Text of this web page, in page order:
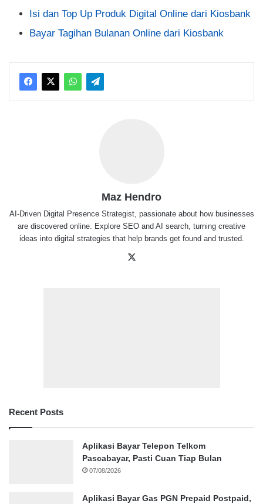
Isi dan Top Up Produk Digital Online dari Kiosbank
Bayar Tagihan Bulanan Online dari Kiosbank
Maz Hendro
AI-Driven Digital Presence Strategist, passionate about how businesses
are discovered online. Explore SEO and AI search, turning creative
ideas into digital strategies that help brands get found and trusted.
Recent Posts
Aplikasi Bayar Telepon Telkom
Pascabayar, Pasti Cuan Tiap Bulan
07/08/2026
Aplikasi Bayar Gas PGN Prepaid Postpaid,